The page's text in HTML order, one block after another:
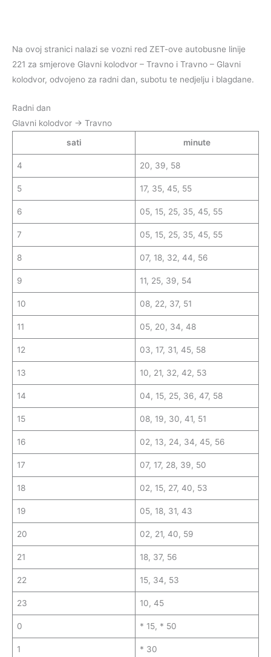
Na ovoj stranici nalazi se vozni red ZET-ove autobusne linije
221 za smjerove Glavni kolodvor – Travno i Travno – Glavni
kolodvor, odvojeno za radni dan, subotu te nedjelju i blagdane.
Radni dan
Glavni kolodvor → Travno
sati
minute
4 20, 39, 58
5 17, 35, 45, 55
6 05, 15, 25, 35, 45, 55
7 05, 15, 25, 35, 45, 55
8 07, 18, 32, 44, 56
9 11, 25, 39, 54
10 08, 22, 37, 51
11 05, 20, 34, 48
12 03, 17, 31, 45, 58
13 10, 21, 32, 42, 53
14 04, 15, 25, 36, 47, 58
15 08, 19, 30, 41, 51
16 02, 13, 24, 34, 45, 56
17 07, 17, 28, 39, 50
18 02, 15, 27, 40, 53
19 05, 18, 31, 43
20 02, 21, 40, 59
21 18, 37, 56
22 15, 34, 53
23 10, 45
0 * 15, * 50
1 * 30